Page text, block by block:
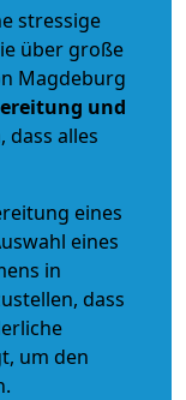
stressige
über große
Magdeburg
und
dass alles
eines
eines
in
dass
um den